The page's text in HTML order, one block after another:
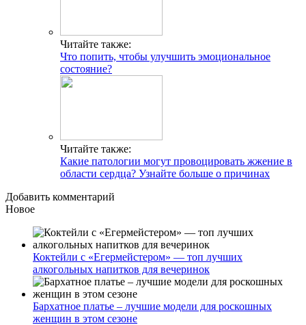
Читайте также:
Что попить, чтобы улучшить эмоциональное
состояние?
Читайте также:
Какие патологии могут провоцировать жжение в
области сердца? Узнайте больше о причинах
Добавить комментарий
Новое
Коктейли с «Егермейстером» — топ лучших
алкогольных напитков для вечеринок
Бархатное платье – лучшие модели для роскошных
женщин в этом сезоне